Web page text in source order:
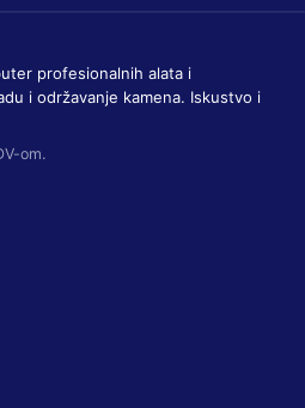
profesionalnih alata i
i održavanje kamena. Iskustvo i
om.